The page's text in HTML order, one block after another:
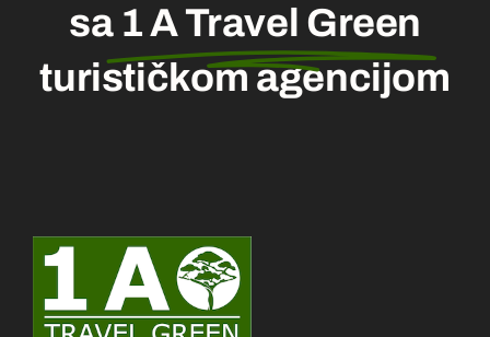
sa 1 A Travel Green
turističkom agencijom